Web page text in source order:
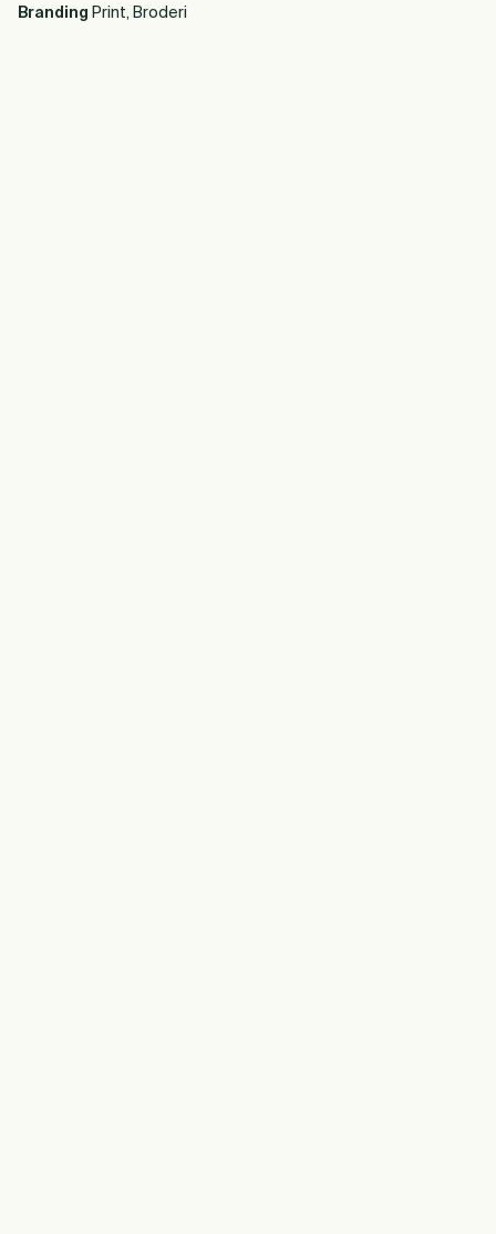
Branding Print, Broderi